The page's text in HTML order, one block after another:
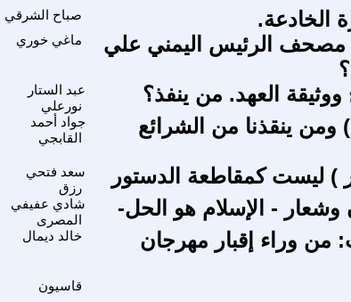
صباح الشرقي الخادعة.
ماغي خوري
الرئيس اليمني علي
عبد الستار
نورعلي
العهد. من ينفذ؟
جواد أحمد
القابجي
ومن ينقذنا من الشرائع
سعد فتحي
رزق
) ليست كمقاطعة الدستور
شادي عفيفي
المصرى
وشعار - الإسلام هو الحل-
خالد ديمال
من وراء إقبار مهرجان
قاسيون